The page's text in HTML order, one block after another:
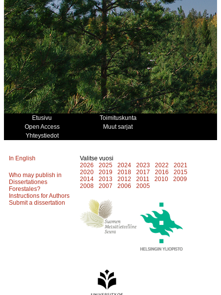
Etusivu
Toimituskunta
Open Access
Muut sarjat
Yhteystiedot
In English
Who may publish in
Dissertationes
Forestales?
Instructions for Authors
Submit a dissertation
Valitse vuosi
2026
2025 2024 2023 2022
2021
2020
2019 2018 2017 2016
2015
2014
2013 2012 2011 2010
2009
2008
2007 2006 2005